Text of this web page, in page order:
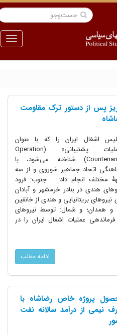
منو
پس از دستور ترک مقاومت
اشغال ایران را که با عنوان
«عملیات پشتیبانی» (Operation
Countenance) شناخته می‌شود، با
اتحاد جماهیر شوروی و از سه
مختلف انجام داد: جنوب: فرود
هندی در بنادر خرمشهر و آبادان
بریتانیایی و هندی از خانقین
و شمال: توسط نیروهای
عملیات اشغال ایران را در
ادامه مطلب
پروژه خاص رضاشاه با
نیمی از درآمد سالانه نفت